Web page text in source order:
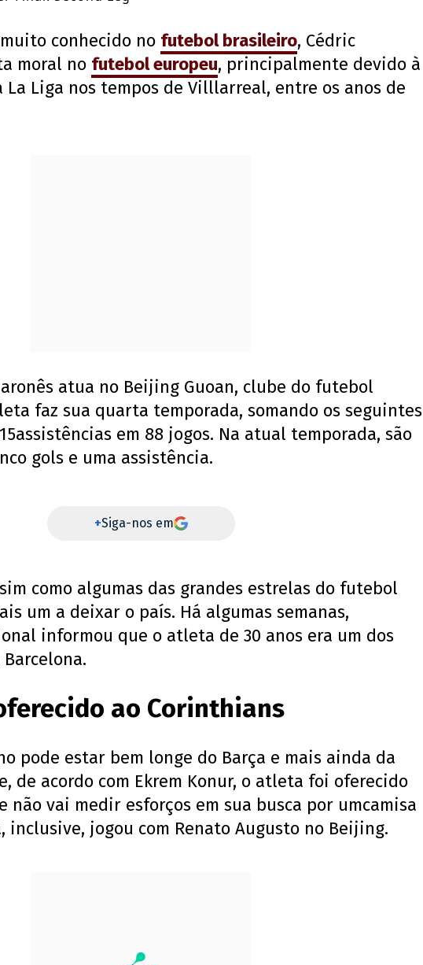
conhecido no futebol brasileiro, Cédric
moral no futebol europeu, principalmente devido à
La Liga nos tempos de Villlarreal, entre os anos de
atua no Beijing Guoan, clube do futebol
faz sua quarta temporada, somando os seguintes
em 88 jogos. Na atual temporada, são
gols e uma assistência.
+Siga-nos em
como algumas das grandes estrelas do futebol
um a deixar o país. Há algumas semanas,
informou que o atleta de 30 anos era um dos
ao Corinthians
pode estar bem longe do Barça e mais ainda da
de acordo com Ekrem Konur, o atleta foi oferecido
não vai medir esforços em sua busca por umcamisa
inclusive, jogou com Renato Augusto no Beijing.